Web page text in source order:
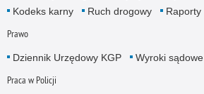
Kodeks karny
Ruch drogowy Raporty
Prawo
Dziennik Urzędowy KGP Wyroki sądowe
Praca w Policji